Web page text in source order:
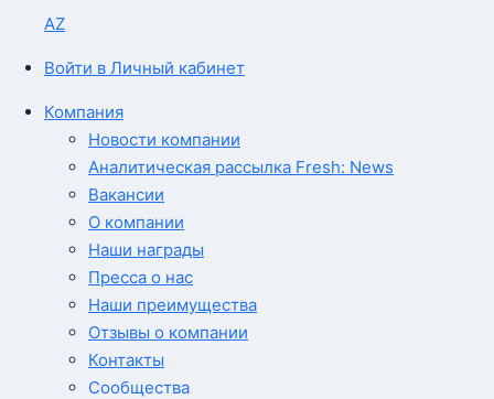
AZ
Войти в Личный кабинет
Компания
Новости компании
Аналитическая рассылка Fresh: News
Вакансии
О компании
Наши награды
Пресса о нас
Наши преимущества
Отзывы о компании
Контакты
Сообщества